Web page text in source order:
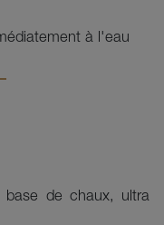
à l'eau
base de chaux, ultra